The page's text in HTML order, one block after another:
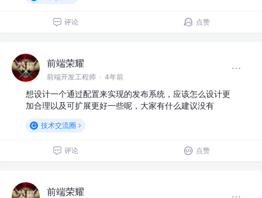
评论 点赞
前端荣耀
前端开发工程师 · 4年前
想设计一个通过配置来实现的发布系统，应该怎么设计更
加合理以及可扩展更好一些呢，大家有什么建议没有
技术交流圈
评论 点赞
前端荣耀